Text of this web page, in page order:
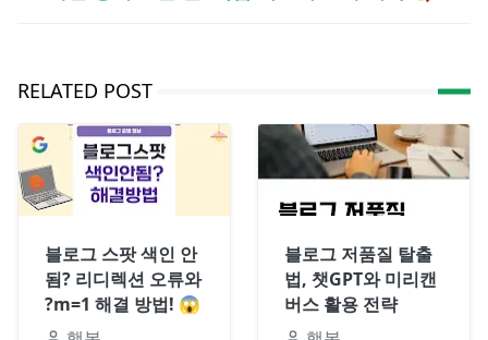
RELATED POST
블로그 스팟 색인 안
됨? 리디렉션 오류와
?m=1 해결 방법! 😱
블로그 저품질 탈출
법, 챗GPT와 미리캔
버스 활용 전략